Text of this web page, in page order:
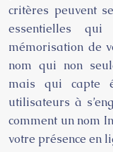
critères peuvent
essentielles
mémorisation de
nom qui non
mais qui capte
utilisateurs à
comment un nom
votre présence en